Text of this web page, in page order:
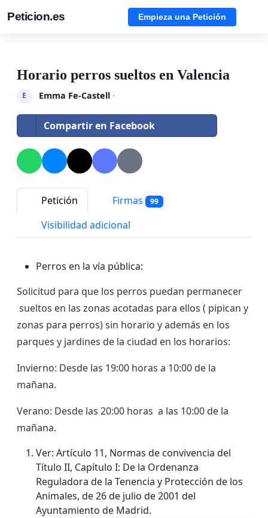
Peticion.es Empieza una Petición
Horario perros sueltos en Valencia
E Emma Fe-Castell·
Compartir en Facebook
Petición Firmas 99
Visibilidad adicional
Perros en la vía pública:
Solicitud para que los perros puedan permanecer
sueltos en las zonas acotadas para ellos ( pipican y
zonas para perros) sin horario y además en los
parques y jardines de la ciudad en los horarios:
Invierno: Desde las 19:00 horas a 10:00 de la
mañana.
Verano: Desde las 20:00 horas a las 10:00 de la
mañana.
Ver: Artículo 11, Normas de convivencia del
Título II, Capítulo I: De la Ordenanza
Reguladora de la Tenencia y Protección de los
Animales, de 26 de julio de 2001 del
Ayuntamiento de Madrid.